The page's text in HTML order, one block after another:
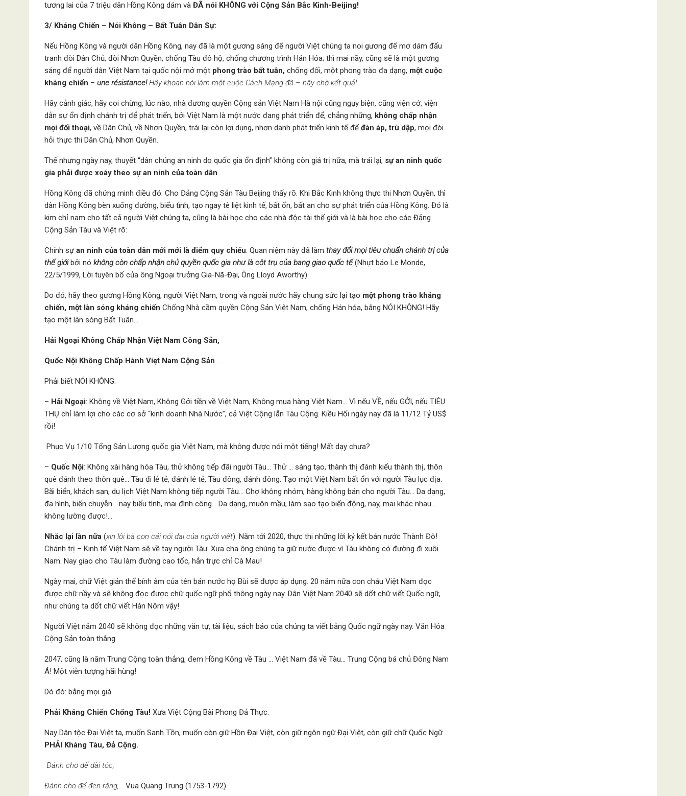
tương lai của 7 triệu dân Hồng Kông dám và ĐÃ nói KHÔNG với Cộng Sản Bắc Kinh-Beijing!
3/ Kháng Chiến – Nói Không – Bất Tuân Dân Sự:
Nếu Hồng Kông và người dân Hồng Kông, nay đã là một gương sáng để người Việt chúng ta noi gương để mơ dám đấu
tranh đòi Dân Chủ, đòi Nhơn Quyền, chống Tàu đô hộ, chống chương trình Hán Hóa; thì mai nầy, cũng sẽ là một gương
sáng để người dân Việt Nam tại quốc nội mở một phong trào bất tuân, chống đối, một phong trào đa dạng, một cuộc
kháng chiến – une résistance!Hãy khoan nói làm một cuộc Cách Mạng đã – hãy chờ kết quả!
Hãy cảnh giác, hãy coi chừng, lúc nào, nhà đương quyền Cộng sản Việt Nam Hà nội cũng ngụy biện, cũng viện cớ, viện
dẫn sự ổn định chánh trị để phát triển, bởi Việt Nam là một nước đang phát triển để, chẳng những, không chấp nhận
mọi đối thoại, về Dân Chủ, về Nhơn Quyền, trái lại còn lợi dụng, nhơn danh phát triển kinh tế để đàn áp, trù dập, mọi đòi
hỏi thực thi Dân Chủ, Nhơn Quyền.
Thế nhưng ngày nay, thuyết “dân chúng an ninh do quốc gia ổn định” không còn giá trị nữa, mà trái lại, sự an ninh quốc
gia phải được xoáy theo sự an ninh của toàn dân.
Hồng Kông đã chứng minh điều đó. Cho Đảng Cộng Sản Tàu Beijing thấy rõ. Khi Bắc Kinh không thực thi Nhơn Quyền, thì
dân Hồng Kông bèn xuống đường, biểu tình, tạo ngay tê liệt kinh tế, bất ổn, bất an cho sự phát triển của Hồng Kông. Đó là
kim chỉ nam cho tất cả người Việt chúng ta, cũng là bài học cho các nhà độc tài thế giới và là bài học cho các Đảng
Cộng Sản Tàu và Việt rõ:
Chính sựan ninh của toàn dân mới mới là điểm quy chiếu. Quan niệm này đã làm thay đổi mọi tiêu chuẩn chánh trị của
thế giớibởi nó không còn chấp nhận chủ quyền quốc gia như là cột trụ của bang giao quốc tế(Nhựt báo Le Monde,
22/5/1999, Lời tuyên bố của ông Ngoại trưởng Gia-Nã-Đại, Ông Lloyd Aworthy).
Do đó, hãy theo gương Hồng Kông, người Việt Nam, trong và ngoài nước hãy chung sức lại tạo một phong trào kháng
chiến, một làn sóng kháng chiến Chống Nhà cầm quyền Cộng Sản Việt Nam, chống Hán hóa, bằng NÓI KHÔNG! Hãy
tạo một làn sóng Bất Tuân…
Hải Ngoại Không Chấp Nhận Việt Nam Công Sản,
Quốc Nội Không Chấp Hành Viẹt Nam Cộng Sản …
Phải biết NÓI KHÔNG:
– Hải Ngoại: Không về Việt Nam, Không Gởi tiền về Việt Nam, Không mua hàng Việt Nam… Vì nếu VỀ, nếu GỞI, nếu TIÊU
THỤ chỉ làm lợi cho các cơ sở “kinh doanh Nhà Nước”, cả Việt Cộng lẫn Tàu Cộng. Kiều Hối ngày nay đã là 11/12 Tỷ US$
rồi!
Phục Vụ 1/10 Tổng Sản Lượng quốc gia Việt Nam, mà không được nói một tiếng! Mất dạy chưa?
– Quốc Nội: Không xài hàng hóa Tàu, thử không tiếp đãi người Tàu… Thử … sáng tạo, thành thị đánh kiểu thành thị, thôn
quê đánh theo thôn quê… Tàu đi lẻ tẻ, đánh lẻ tẻ, Tàu đông, đánh đông. Tạo một Việt Nam bất ổn với người Tàu lục địa.
Bãi biển, khách sạn, du lịch Việt Nam không tiếp người Tàu… Chợ không nhóm, hàng không bán cho người Tàu… Da dạng,
đa hình, biến chuyễn… nay biểu tình, mai đình công… Da dạng, muôn mầu, làm sao tạo biến động, nay, mai khác nhau…
không lường được!…
Nhắc lại lần nữa (xin lỗi bà con cái nói dai của người viết). Năm tới 2020, thực thi những lời ký kết bán nước Thành Đô!
Chánh trị – Kinh tế Việt Nam sẽ về tay người Tàu. Xưa cha ông chúng ta giữ nước được vì Tàu không có đường đi xuôi
Nam. Nay giao cho Tàu làm đường cao tốc, hắn trực chỉ Cà Mau!
Ngày mai, chữ Việt giản thể bính âm của tên bán nước họ Bùi sẽ được áp dụng. 20 năm nữa con cháu Việt Nam đọc
được chữ nầy và sẽ không đọc được chữ quốc ngữ phổ thông ngày nay. Dân Việt Nam 2040 sẽ dốt chữ viết Quốc ngữ,
như chúng ta dốt chữ viết Hán Nôm vậy!
Người Việt năm 2040 sẽ không đọc những văn tự, tài liệu, sách báo của chúng ta viết bằng Quốc ngữ ngày nay. Văn Hóa
Cộng Sản toàn thắng.
2047, cũng là năm Trung Cộng toàn thắng, đem Hồng Kông về Tàu … Việt Nam đã về Tàu… Trung Cộng bá chủ Đông Nam
Á! Một viễn tượng hãi hùng!
Dó đó: bằng mọi giá
Phải Kháng Chiến Chống Tàu! Xưa Việt Cộng Bài Phong Đả Thực.
Nay Dân tộc Đại Việt ta, muốn Sanh Tồn, muốn còn giữ Hồn Đại Việt, còn giữ ngôn ngữ Đại Việt, còn giữ chữ Quốc Ngữ
PHẢI Kháng Tàu, Đả Cộng.
Ðánh cho để dài tóc,
Đánh cho để đen răng,… Vua Quang Trung (1753-1792)